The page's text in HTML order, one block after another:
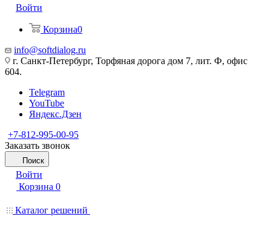
Войти
Корзина0
info@softdialog.ru
г. Санкт-Петербург, Торфяная дорога дом 7, лит. Ф, офис
604.
Telegram
YouTube
Яндекс.Дзен
+7-812-995-00-95
Заказать звонок
Поиск
Войти
Корзина 0
Каталог решений